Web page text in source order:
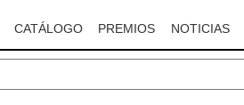
CATÁLOGO PREMIOS NOTICIAS